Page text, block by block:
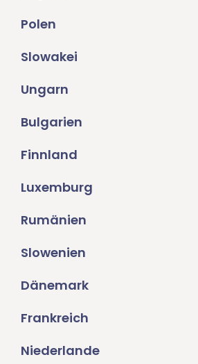
Polen
Slowakei
Ungarn
Bulgarien
Finnland
Luxemburg
Rumänien
Slowenien
Dänemark
Frankreich
Niederlande